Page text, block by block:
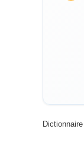
Dictionnaire